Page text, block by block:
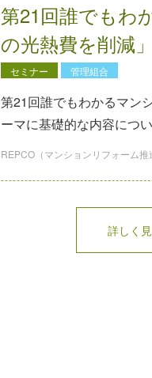
第21回誰でもわ
の光熱費を削減
セミナー 管理組合
第21回誰でもわかるマン
ーマに基礎的な内容につ
REPCO（マンションリフォーム推
詳しく